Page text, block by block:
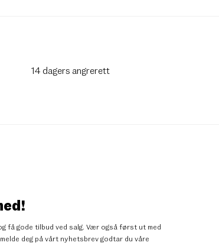
14 dagers angrerett
få gode tilbud ved salg. Vær også først ut med
deg på vårt nyhetsbrev godtar du våre